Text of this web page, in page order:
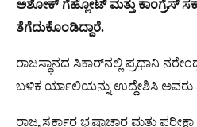
ಅಶೋಕ್ ಗೆಹ್ಲೋಟ್ ಮತ್ತು ಕಾಂಗ್ರೆಸ್
ತೆಗೆದುಕೊಂಡಿದ್ದಾರೆ.
ರಾಜಸ್ಥಾನದ ಸಿಕಾರ್‌ನಲ್ಲಿ ಪ್ರಧಾನಿ
ಬಳಿಕ ರ್ಯಾಲಿಯನ್ನು ಉದ್ದೇಶಿಸಿ ಅವರು
ರಾಜ್ಯ ಸರ್ಕಾರ ಭ್ರಷ್ಟಾಚಾರ ಮತ್ತು